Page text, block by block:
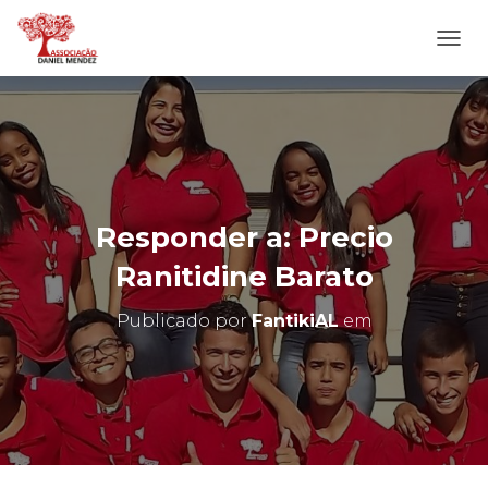
L
T
E
R
N
A
N
A
E
G
O
Responder a: Precio
Ranitidine Barato
Publicado porFantikiALem